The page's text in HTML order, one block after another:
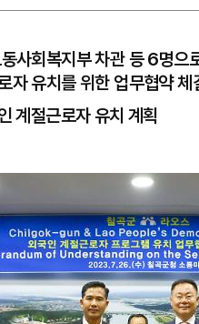
사회복지부 차관 등 6명으
자 유치를 위한 업무협약 체
계절근로자 유치 계획